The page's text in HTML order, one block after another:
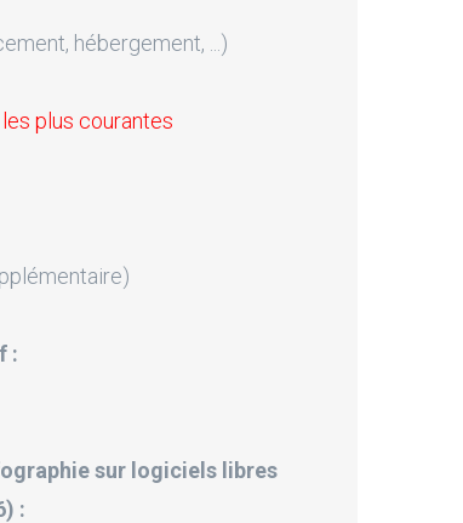
hébergement, ...)
plus courantes
:
sur logiciels libres
: